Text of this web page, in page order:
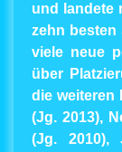
und landete
zehn besten
viele neue
über
die weiteren
(Jg. 2013),
(Jg. 2010),